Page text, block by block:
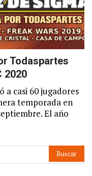
Todaspartes
2020
a casi 60 jugadores
temporada en
El año